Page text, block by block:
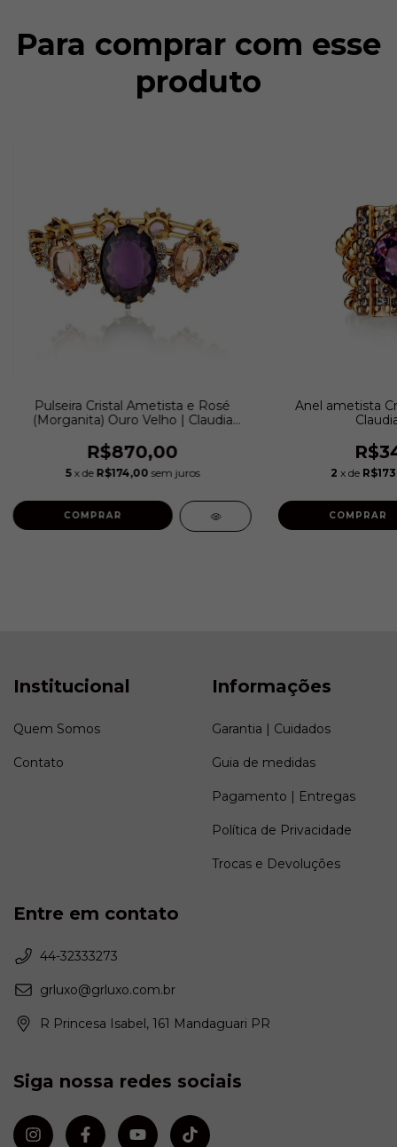
Para comprar com esse
produto
Pulseira Cristal Ametista e Rosé
(Morganita) Ouro Velho | Claudia
R$870,00
5 x de R$174,00 sem juros
Anel ametista
2 x de
COMPRAR
Institucional
Quem Somos
Contato
Informações
Garantia | Cuidados
Guia de medidas
Pagamento | Entregas
Política de Privacidade
Trocas e Devoluções
Entre em contato
44-32333273
grluxo@grluxo.com.br
R Princesa Isabel, 161 Mandaguari PR
Siga nossa redes sociais